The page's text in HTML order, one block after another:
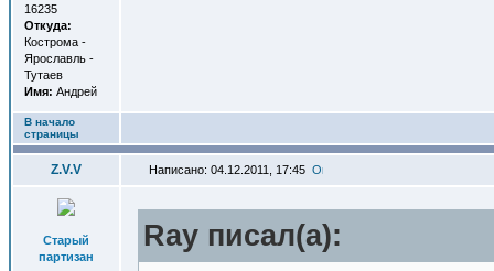
16235
Откуда:
Кострома -
Ярославль -
Тутаев
Имя: Андрей
В начало
страницы
Z.V.V Написано: 04.12.2011, 17:45
Старый
партизан
Ray писал(a):